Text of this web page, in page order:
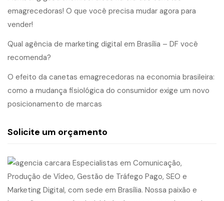
emagrecedoras! O que você precisa mudar agora para
vender!
Qual agência de marketing digital em Brasília – DF você
recomenda?
O efeito da canetas emagrecedoras na economia brasileira:
como a mudança fisiológica do consumidor exige um novo
posicionamento de marcas
Solicite um orçamento